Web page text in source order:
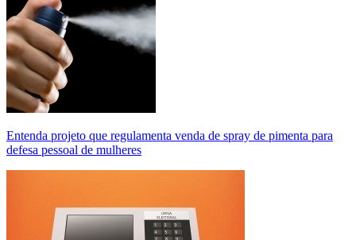
Entenda projeto que regulamenta venda de spray de pimenta para
defesa pessoal de mulheres